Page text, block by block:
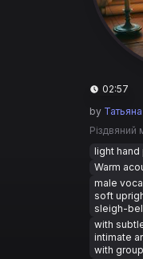
02:57
by Татьяна
Різдвяний
light hand
Warm
male
soft
sleigh-
with
intimate
with